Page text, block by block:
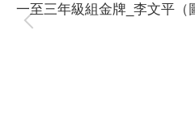
一至三年級組金牌_李文平（